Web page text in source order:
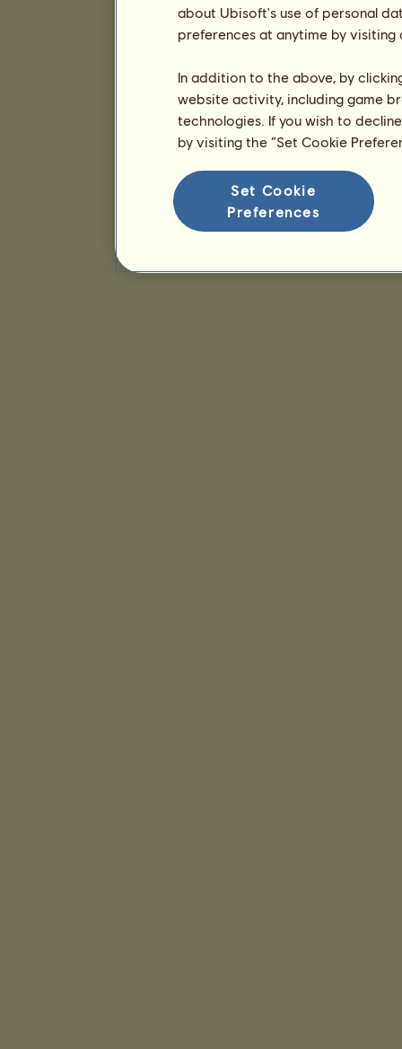
about Ubisoft's use of personal
preferences at anytime by
In addition to the above, by
website activity, including game
technologies. If you wish to
by visiting the “Set Cookie
Set Cookie
Preferences